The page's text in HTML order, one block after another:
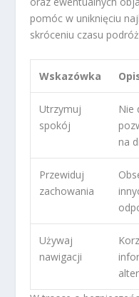
pomóc w uniknięciu
skróceniu czasu
Wskazówka
Utrzymuj
spokój
Nie
na
Przewiduj
zachowania
Używaj
nawigacji